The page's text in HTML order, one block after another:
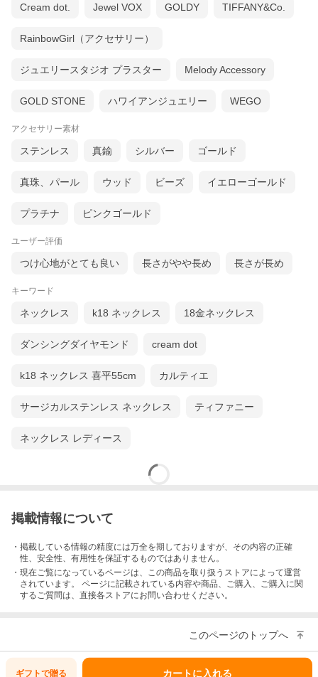
フェザーはコチラ »
Cream dot. Jewel VOX GOLDY TIFFANY&Co.
RainbowGirl（アクセサリー）
ジュエリースタジオ プラスター Melody Accessory
GOLD STONE ハワイアンジュエリー WEGO
アクセサリー素材
ステンレス 真鍮 シルバー ゴールド
真珠、パール ウッド ビーズ イエローゴールド
プラチナ ピンクゴールド
ユーザー評価
つけ心地がとても良い 長さがやや長め 長さが長め
キーワード
ネックレス k18 ネックレス 18金ネックレス
ダンシングダイヤモンド cream dot
k18 ネックレス 喜平55cm カルティエ
サージカルステンレス ネックレス ティファニー
ネックレス レディース
掲載情報について
・掲載している情報の精度には万全を期しておりますが、その内容の正確
性、安全性、有用性を保証するものではありません。
・現在ご覧になっているページは、この商品を取り扱うストアによって運営
されています。 ページに記載されている内容や商品、ご購入 、ご購入に関
するご質問は、直接各ストアにお問い合わせください。
このページのトップへ
ギフトで贈る カートに入れる